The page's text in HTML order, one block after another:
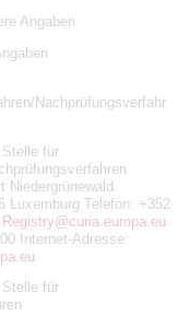
Angaben
Nachprüfungsverfahr
für
Niedergrünewald
Luxemburg Telefon: +352
Internet-Adresse:
für